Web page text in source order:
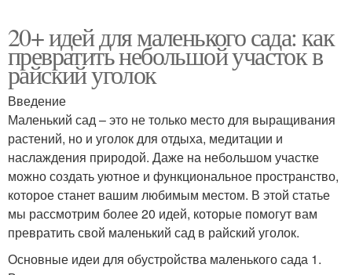
20+ идей для маленького сада: как
превратить небольшой участок в
райский уголок
Введение
Маленький сад – это не только место для выращивания
растений, но и уголок для отдыха, медитации и
наслаждения природой. Даже на небольшом участке
можно создать уютное и функциональное пространство,
которое станет вашим любимым местом. В этой статье
мы рассмотрим более 20 идей, которые помогут вам
превратить свой маленький сад в райский уголок.
Основные идеи для обустройства маленького сада 1.